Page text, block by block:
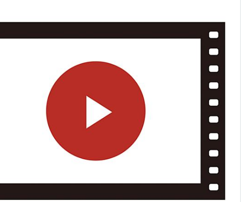
クリック: 4回
戦火の勇気 [DVD]
出版社/メーカー:
20世紀 フォックス ホーム エンターテイメント
2005/06/24
DVD
: 13回
この商品を含むブログ (6件) を見る